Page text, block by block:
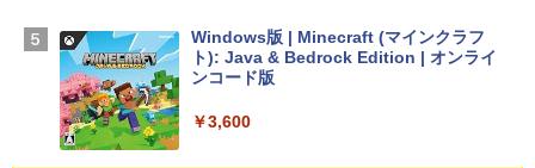
SSD インテル Core 5
￥129,800
Windows版 | Minecraft (マインクラフ
ト): Java & Bedrock Edition | オンライ
ンコード版
￥3,600